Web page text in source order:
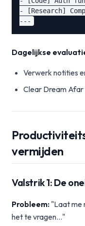
- [Research]
Dagelijkse
Verwerk notities
Clear Dream
vermijden
Valstrik 1: De
Probleem: "Laat me
het te vragen..."